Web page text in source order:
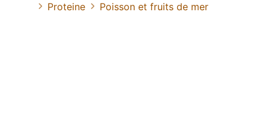
Proteine Poisson et fruits de mer